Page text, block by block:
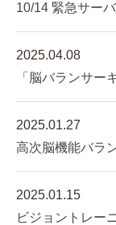
10/14 緊急サー
2025.04.08
「脳バランサー
2025.01.27
高次脳機能バラ
2025.01.15
ビジョントレー